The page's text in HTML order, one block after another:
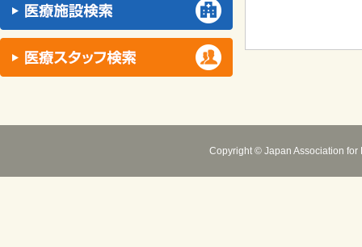
Copyright © Japan Association